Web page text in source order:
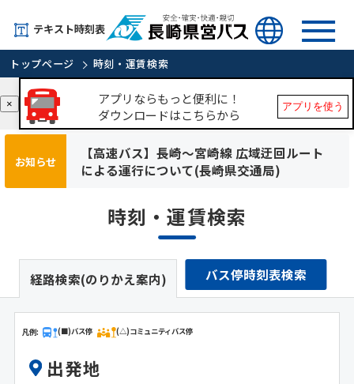
テキスト時刻表
トップページ 時刻・運賃検索
×
アプリならもっと便利に！
ダウンロードはこちらから
アプリを使う
お知らせ
【高速バス】長崎～宮崎線 広域迂回ルート
による運行について(長崎県交通局)
時刻・運賃検索
経路検索(のりかえ案内) バス停時刻表検索
凡例: (■)バス停 (△)コミュニティバス停
出発地